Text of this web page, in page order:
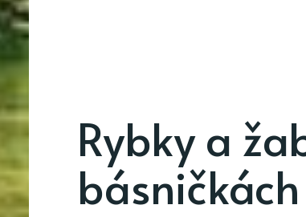
Rybky a
básničkách